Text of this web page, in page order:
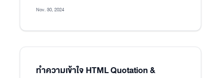
Nov. 30, 2024
ทำความเข้าใจ HTML Quotation &